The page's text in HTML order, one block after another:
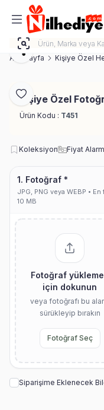
Ana Sayfa Kişiye Özel
Favoriye Ekle
Paylaş
Kişiye Özel
Ürün Kodu : T451
Koleksiyon Fiyat
1. Fotoğraf *
JPG, PNG veya WEBP • En
10 MB
Fotoğraf
için dokunun
veya fotoğrafı bu
sürükleyip bırakın
Fotoğraf Seç
Siparişime Eklenecek